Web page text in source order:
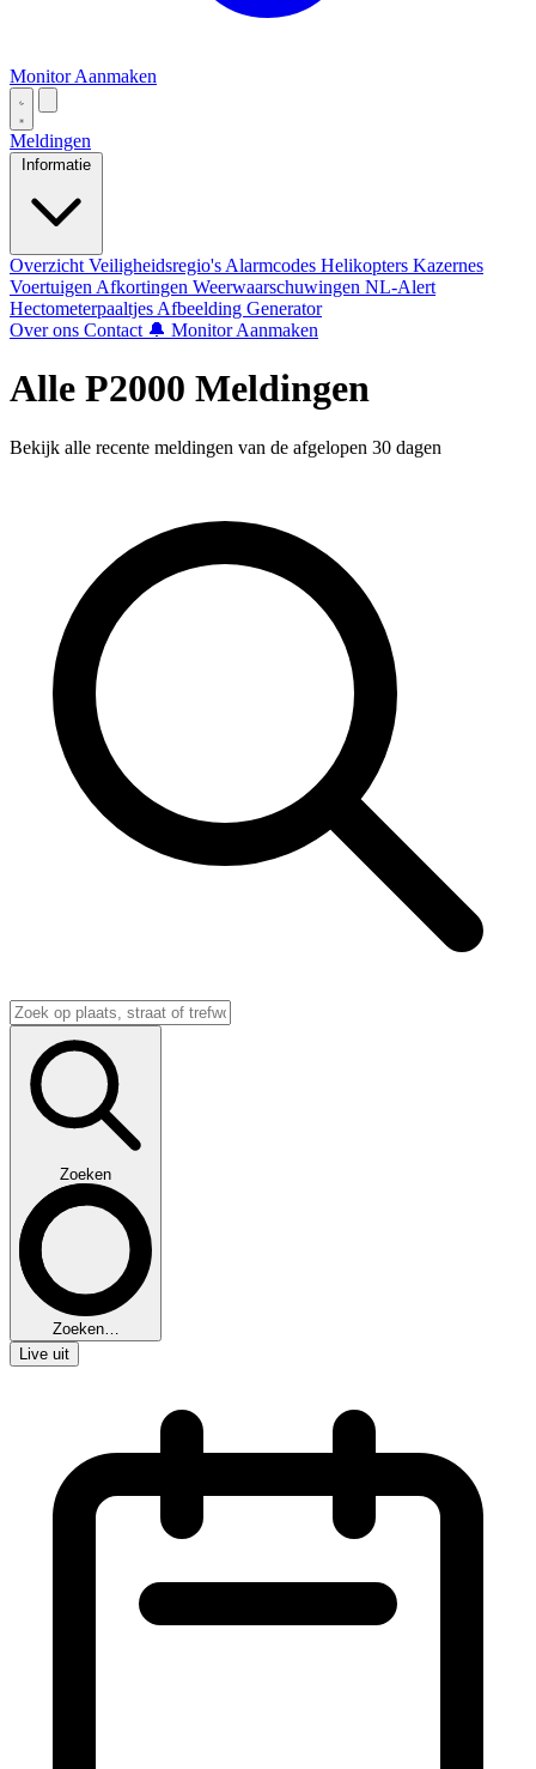
Monitor Aanmaken
Meldingen
Informatie
Overzicht Veiligheidsregio's Alarmcodes Helikopters Kazernes
Voertuigen Afkortingen Weerwaarschuwingen NL-Alert
Hectometerpaaltjes Afbeelding Generator
Over ons Contact 🔔 Monitor Aanmaken
Alle P2000 Meldingen
Bekijk alle recente meldingen van de afgelopen 30 dagen
Zoeken
Zoeken…
Live uit